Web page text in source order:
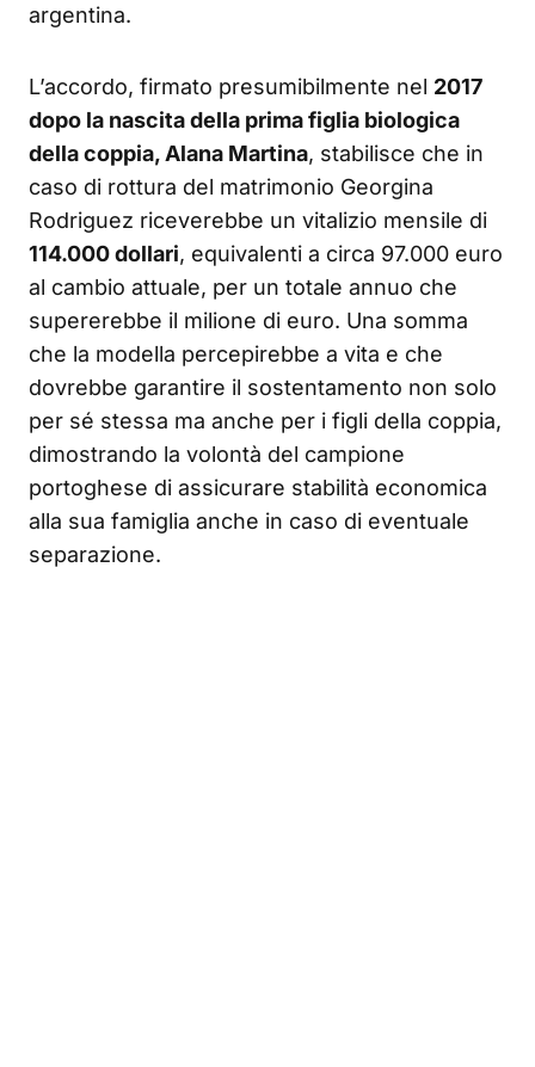
argentina.
L’accordo, firmato presumibilmente nel 2017
dopo la nascita della prima figlia biologica
della coppia, Alana Martina, stabilisce che in
caso di rottura del matrimonio Georgina
Rodriguez riceverebbe un vitalizio mensile di
114.000 dollari, equivalenti a circa 97.000 euro
al cambio attuale, per un totale annuo che
supererebbe il milione di euro. Una somma
che la modella percepirebbe a vita e che
dovrebbe garantire il sostentamento non solo
per sé stessa ma anche per i figli della coppia,
dimostrando la volontà del campione
portoghese di assicurare stabilità economica
alla sua famiglia anche in caso di eventuale
separazione.